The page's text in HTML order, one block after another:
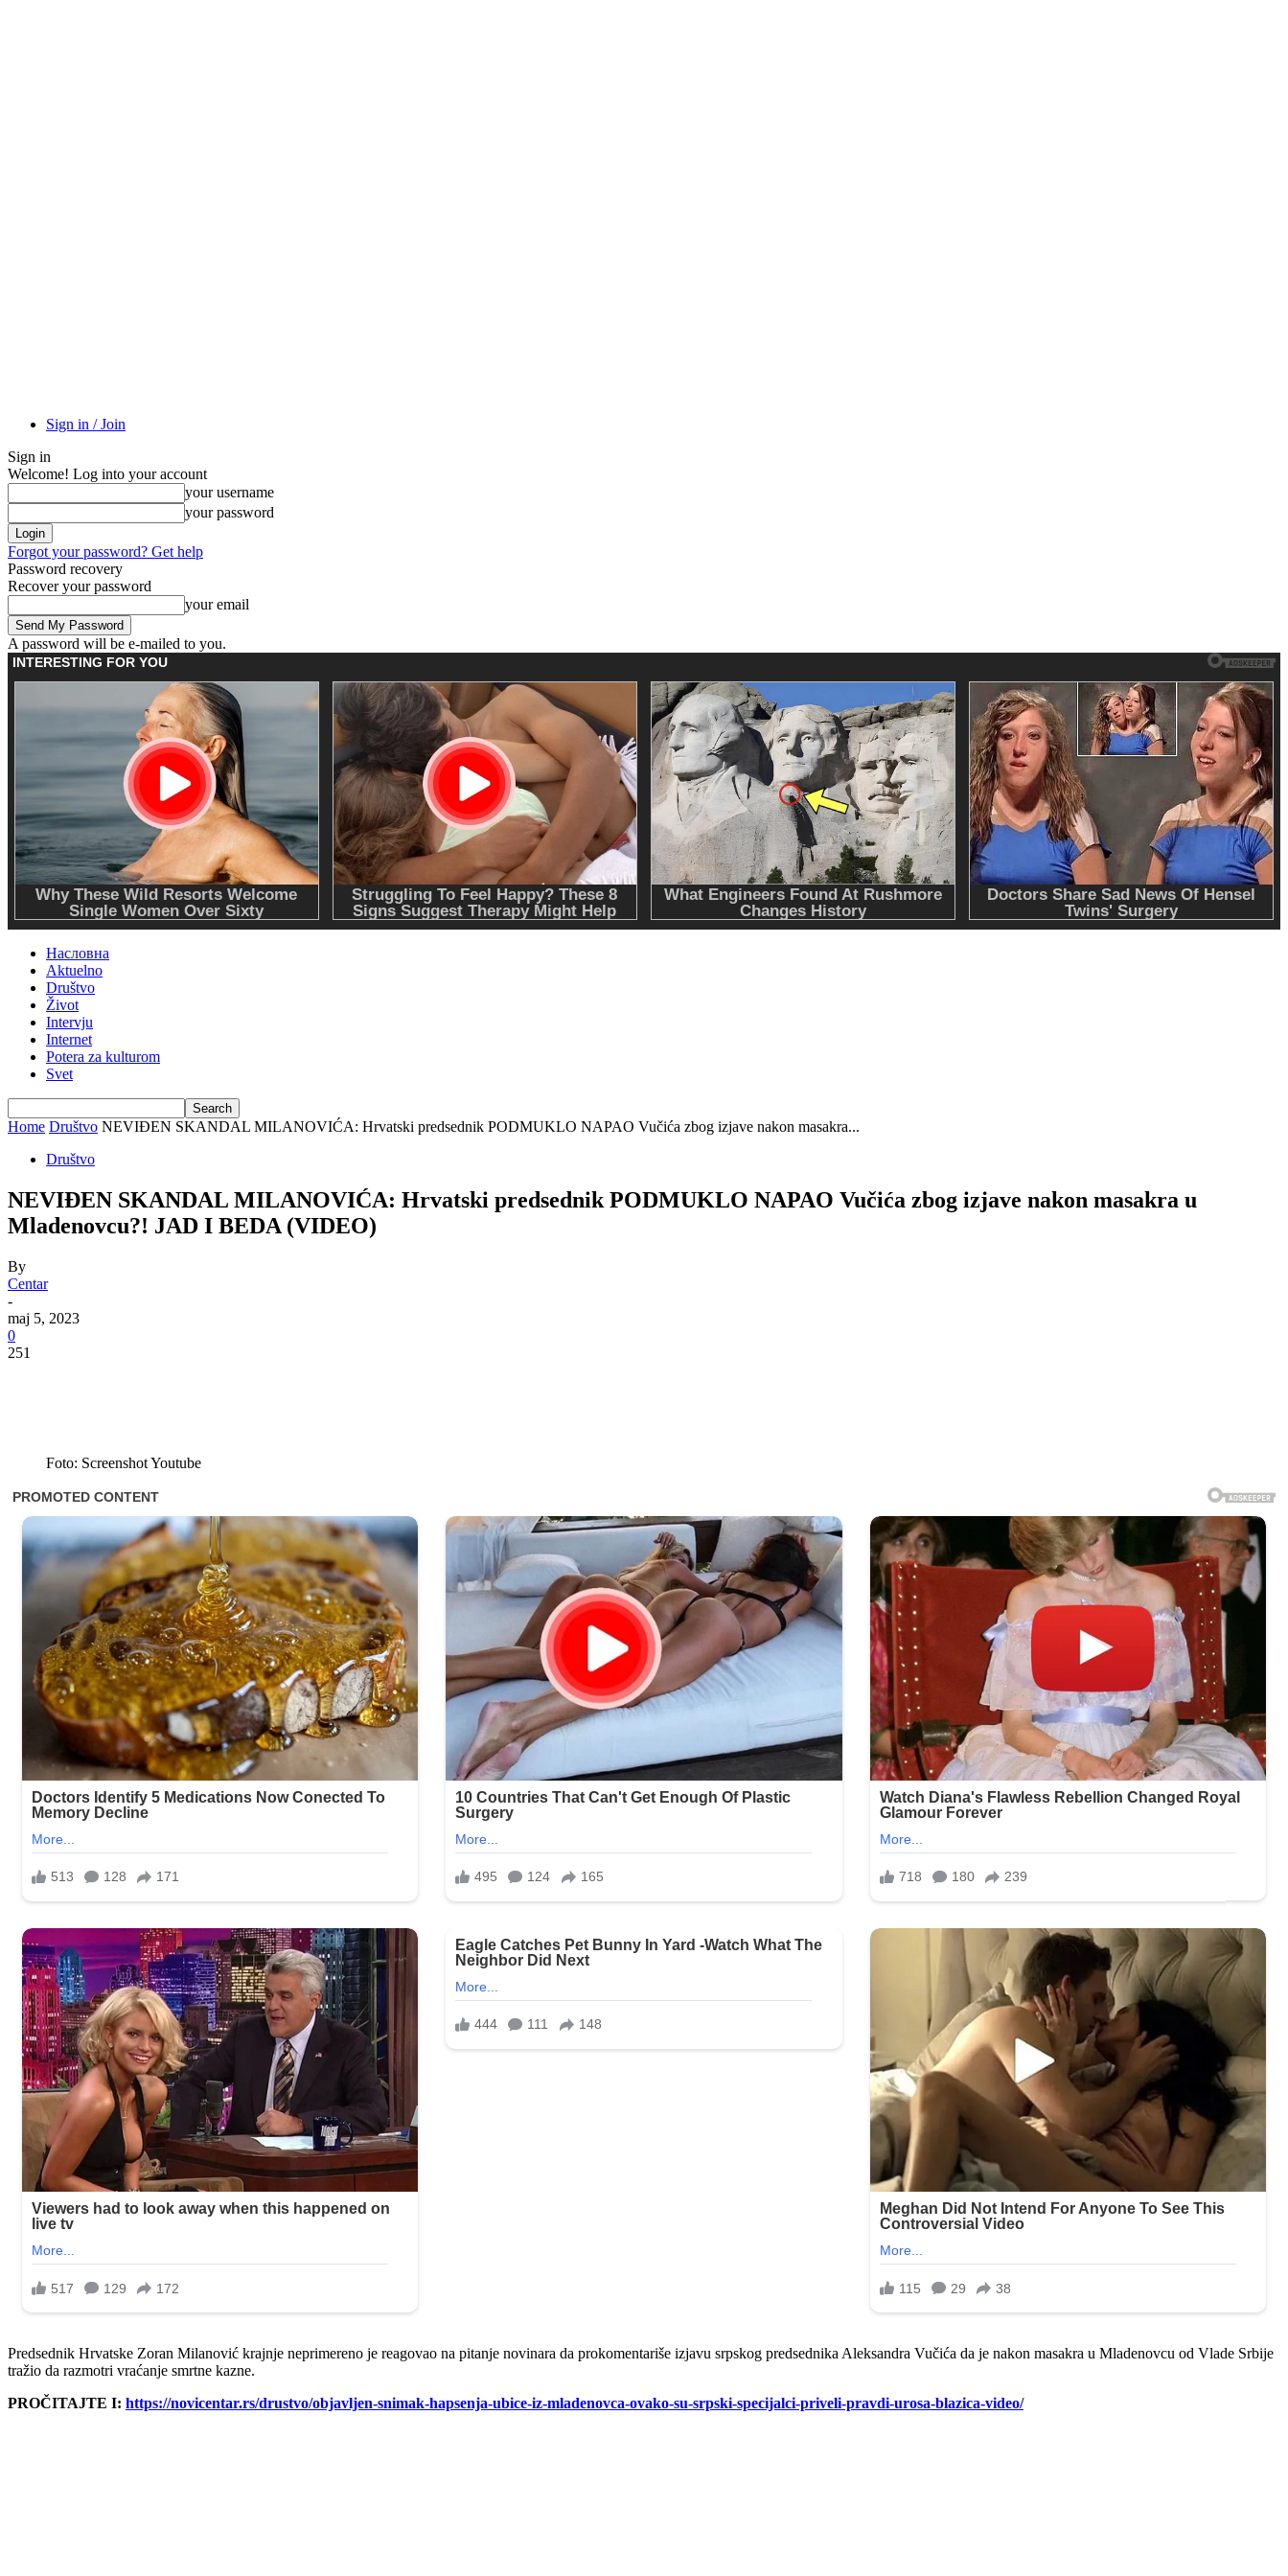
Sign in / Join
Sign in
Welcome! Log into your account
your username
your password
Forgot your password? Get help
Password recovery
Recover your password
your email
A password will be e-mailed to you.
Насловна
Aktuelno
Društvo
Život
Intervju
Internet
Potera za kulturom
Svet
Home Društvo NEVIĐEN SKANDAL MILANOVIĆA: Hrvatski predsednik PODMUKLO NAPAO Vučića zbog izjave nakon masakra...
Društvo
NEVIĐEN SKANDAL MILANOVIĆA: Hrvatski predsednik PODMUKLO NAPAO Vučića zbog izjave nakon masakra u
Mladenovcu?! JAD I BEDA (VIDEO)
By
Centar
-
maj 5, 2023
0
251
Foto: Screenshot Youtube
Predsednik Hrvatske Zoran Milanović krajnje neprimereno je reagovao na pitanje novinara da prokomentariše izjavu srpskog predsednika Aleksandra Vučića da je nakon masakra u Mladenovcu od Vlade Srbije
tražio da razmotri vraćanje smrtne kazne.
PROČITAJTE I: https://novicentar.rs/drustvo/objavljen-snimak-hapsenja-ubice-iz-mladenovca-ovako-su-srpski-specijalci-priveli-pravdi-urosa-blazica-video/